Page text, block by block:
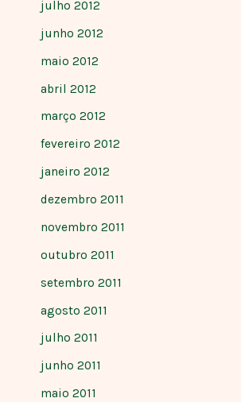
julho 2012
junho 2012
maio 2012
abril 2012
março 2012
fevereiro 2012
janeiro 2012
dezembro 2011
novembro 2011
outubro 2011
setembro 2011
agosto 2011
julho 2011
junho 2011
maio 2011